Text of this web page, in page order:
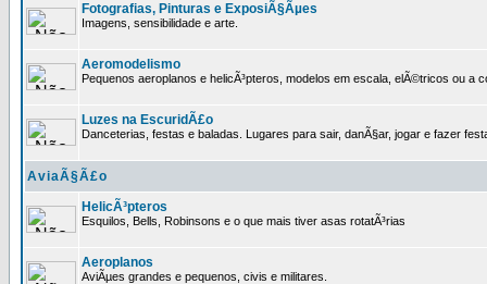
Fotografias, Pinturas e ExposiÃ§Ãµes
Imagens, sensibilidade e arte.
Aeromodelismo
Pequenos aeroplanos e helicÃ³pteros, modelos em escala, elÃ©tricos ou a
Luzes na EscuridÃ£o
Danceterias, festas e baladas. Lugares para sair, danÃ§ar, jogar e fazer
AviaÃ§Ã£o
HelicÃ³pteros
Esquilos, Bells, Robinsons e o que mais tiver asas rotatÃ³rias
Aeroplanos
AviÃµes grandes e pequenos, civis e militares.